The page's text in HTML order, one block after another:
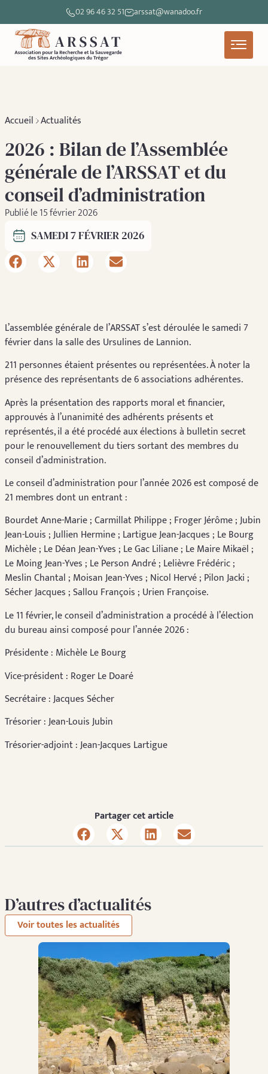
02 96 46 32 51 arssat@wanadoo.fr
Accueil Actualités
2026 : Bilan de l’Assemblée
générale de l’ARSSAT et du
conseil d’administration
Publié le 15 février 2026
SAMEDI 7 FÉVRIER 2026
L’assemblée générale de l’ARSSAT s’est déroulée le samedi 7
février dans la salle des Ursulines de Lannion.
211 personnes étaient présentes ou représentées. À noter la
présence des représentants de 6 associations adhérentes.
Après la présentation des rapports moral et financier,
approuvés à l’unanimité des adhérents présents et
représentés, il a été procédé aux élections à bulletin secret
pour le renouvellement du tiers sortant des membres du
conseil d’administration.
Le conseil d’administration pour l’année 2026 est composé de
21 membres dont un entrant :
Bourdet Anne-Marie ; Carmillat Philippe ; Froger Jérôme ; Jubin
Jean-Louis ; Jullien Hermine ; Lartigue Jean-Jacques ; Le Bourg
Michèle ; Le Déan Jean-Yves ; Le Gac Liliane ; Le Maire Mikaël ;
Le Moing Jean-Yves ; Le Person André ; Lelièvre Frédéric ;
Meslin Chantal ; Moisan Jean-Yves ; Nicol Hervé ; Pilon Jacki ;
Sécher Jacques ; Sallou François ; Urien Françoise.
Le 11 février, le conseil d’administration a procédé à l’élection
du bureau ainsi composé pour l’année 2026 :
Présidente : Michèle Le Bourg
Vice-président : Roger Le Doaré
Secrétaire : Jacques Sécher
Trésorier : Jean-Louis Jubin
Trésorier-adjoint : Jean-Jacques Lartigue
Partager cet article
D’autres d’actualités
Voir toutes les actualités